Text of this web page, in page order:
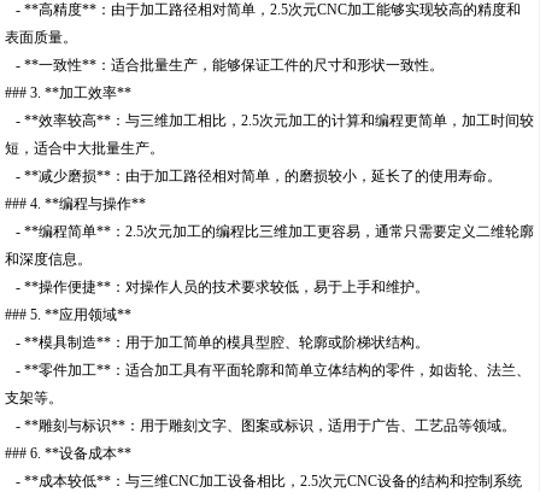
- **高精度**：由于加工路径相对简单，2.5次元CNC加工能够实现较高的精度和
表面质量。
- **一致性**：适合批量生产，能够保证工件的尺寸和形状一致性。
### 3. **加工效率**
- **效率较高**：与三维加工相比，2.5次元加工的计算和编程更简单，加工时间较
短，适合中大批量生产。
- **减少磨损**：由于加工路径相对简单，的磨损较小，延长了的使用寿命。
### 4. **编程与操作**
- **编程简单**：2.5次元加工的编程比三维加工更容易，通常只需要定义二维轮廓
和深度信息。
- **操作便捷**：对操作人员的技术要求较低，易于上手和维护。
### 5. **应用领域**
- **模具制造**：用于加工简单的模具型腔、轮廓或阶梯状结构。
- **零件加工**：适合加工具有平面轮廓和简单立体结构的零件，如齿轮、法兰、
支架等。
- **雕刻与标识**：用于雕刻文字、图案或标识，适用于广告、工艺品等领域。
### 6. **设备成本**
- **成本较低**：与三维CNC加工设备相比，2.5次元CNC设备的结构和控制系统